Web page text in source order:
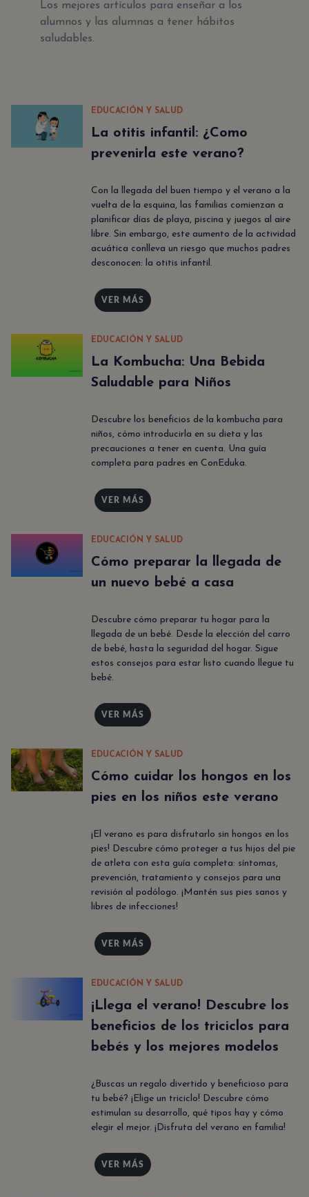
Los mejores artículos para enseñar a los
alumnos y las alumnas a tener hábitos
saludables.
EDUCACIÓN Y SALUD
La otitis infantil: ¿Como
prevenirla este verano?
Con la llegada del buen tiempo y el verano a la
vuelta de la esquina, las familias comienzan a
planificar días de playa, piscina y juegos al aire
libre. Sin embargo, este aumento de la actividad
acuática conlleva un riesgo que muchos padres
desconocen: la otitis infantil.
VER MÁS
EDUCACIÓN Y SALUD
La Kombucha: Una Bebida
Saludable para Niños
Descubre los beneficios de la kombucha para
niños, cómo introducirla en su dieta y las
precauciones a tener en cuenta. Una guía
completa para padres en ConEduka.
VER MÁS
EDUCACIÓN Y SALUD
Cómo preparar la llegada de
un nuevo bebé a casa
Descubre cómo preparar tu hogar para la
llegada de un bebé. Desde la elección del carro
de bebé, hasta la seguridad del hogar. Sigue
estos consejos para estar listo cuando llegue tu
bebé.
VER MÁS
EDUCACIÓN Y SALUD
Cómo cuidar los hongos en los
pies en los niños este verano
¡El verano es para disfrutarlo sin hongos en los
pies! Descubre cómo proteger a tus hijos del pie
de atleta con esta guía completa: síntomas,
prevención, tratamiento y consejos para una
revisión al podólogo. ¡Mantén sus pies sanos y
libres de infecciones!
VER MÁS
EDUCACIÓN Y SALUD
¡Llega el verano! Descubre los
beneficios de los triciclos para
bebés y los mejores modelos
¿Buscas un regalo divertido y beneficioso para
tu bebé? ¡Elige un triciclo! Descubre cómo
estimulan su desarrollo, qué tipos hay y cómo
elegir el mejor. ¡Disfruta del verano en familia!
VER MÁS